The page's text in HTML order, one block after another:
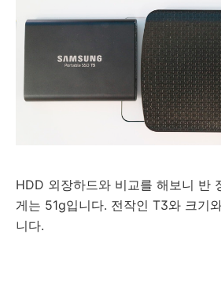
HDD 외장하드와 비교를 해보니 반
게는 51g입니다. 전작인 T3와 크기
니다.